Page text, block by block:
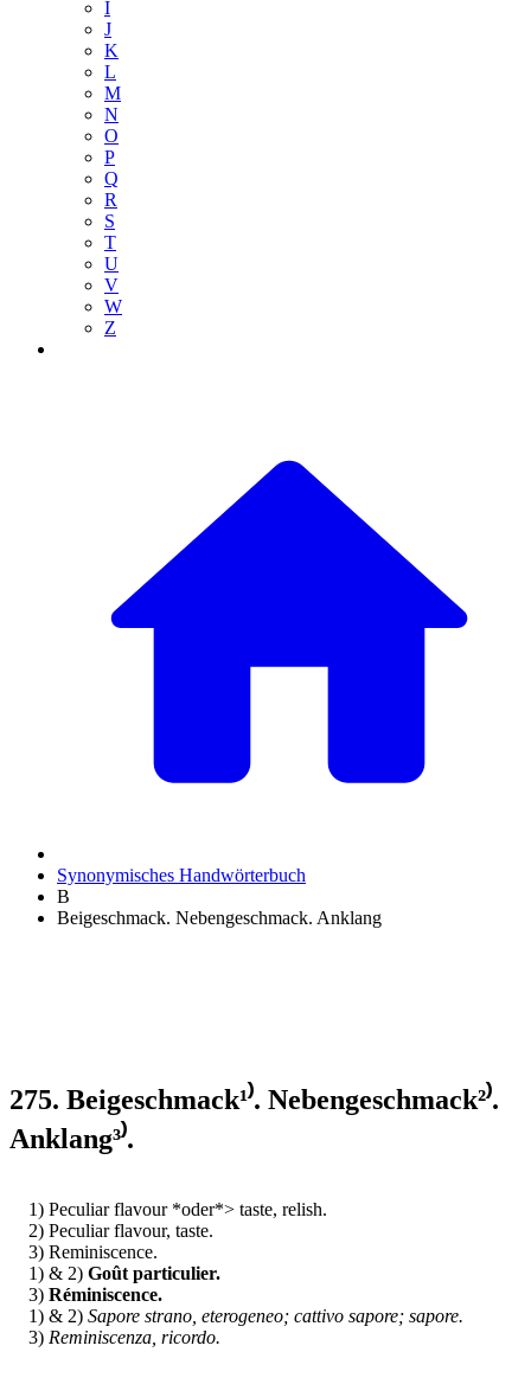
I
J
K
L
M
N
O
P
Q
R
S
T
U
V
W
Z
Synonymisches Handwörterbuch
B
Beigeschmack. Nebengeschmack. Anklang
275. Beigeschmack¹⁾. Nebengeschmack²⁾.
Anklang³⁾.
1) Peculiar flavour *oder*> taste, relish.
2) Peculiar flavour, taste.
3) Reminiscence.
1) & 2) Goût particulier.
3) Réminiscence.
1) & 2) Sapore strano, eterogeneo; cattivo sapore; sapore.
3) Reminiscenza, ricordo.